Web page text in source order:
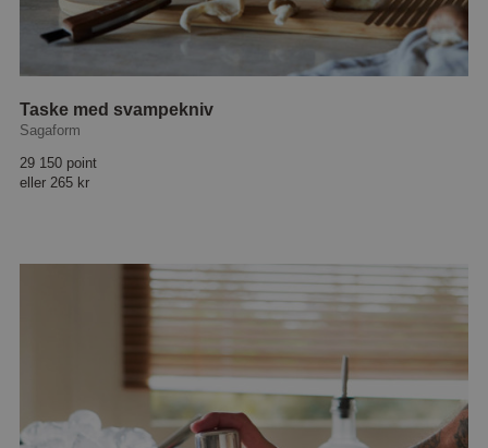
Taske med svampekniv
Sagaform
29 150 point
eller 265 kr